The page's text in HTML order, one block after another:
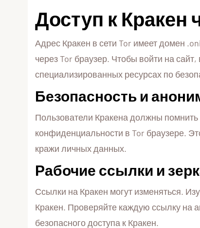
Доступ к Кракен
Адрес Кракен в сети Tor имеет домен
через Tor браузер. Чтобы войти на
специализированных ресурсах по
Безопасность и
Пользователи Кракена должны
конфиденциальности в Tor браузере.
кражи личных данных.
Рабочие ссылки и
Ссылки на Кракен могут изменяться.
Кракен. Проверяйте каждую ссылку на
безопасного доступа к Кракен.